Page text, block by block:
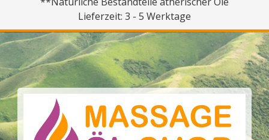
Lieferzeit: 3 - 5 Werktage